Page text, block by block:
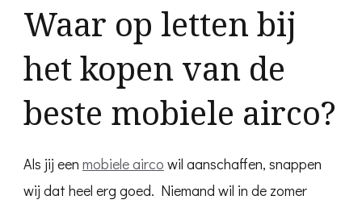
Waar op letten bij
het kopen van de
beste mobiele airco?
Als jij een mobiele airco wil aanschaffen, snappen
wij dat heel erg goed. Niemand wil in de zomer